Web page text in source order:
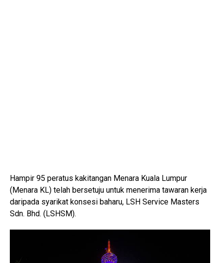
Hampir 95 peratus kakitangan Menara Kuala Lumpur
(Menara KL) telah bersetuju untuk menerima tawaran kerja
daripada syarikat konsesi baharu, LSH Service Masters
Sdn. Bhd. (LSHSM).